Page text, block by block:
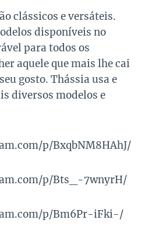
clássicos e versáteis.
disponíveis no
para todos os
aquele que mais lhe cai
gosto. Thássia usa e
diversos modelos e
p/BxqbNM8HAhJ/
p/Bts_-7wnyrH/
p/Bm6Pr-iFki-/